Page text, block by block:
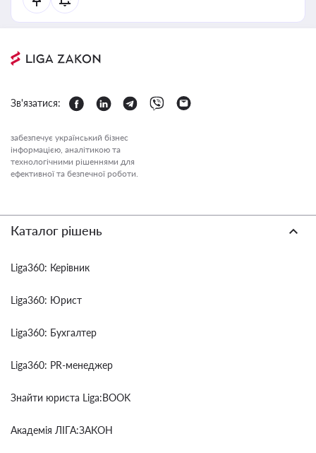
Зв'язатися:
забезпечує український бізнес
інформацією, аналітикою та
технологічними рішеннями для
ефективної та безпечної роботи.
Каталог рішень
Liga360: Керівник
Liga360: Юрист
Liga360: Бухгалтер
Liga360: PR-менеджер
Знайти юриста Liga:BOOK
Академія ЛІГА:ЗАКОН